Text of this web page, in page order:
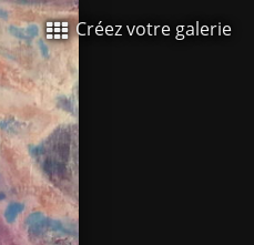
Créez votre galerie